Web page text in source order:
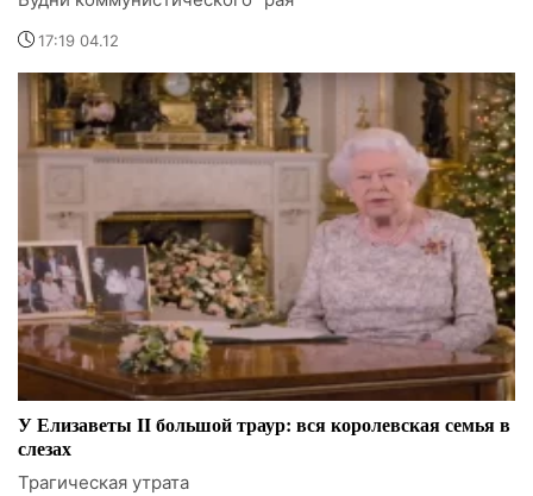
17:19 04.12
У Елизаветы II большой траур: вся королевская семья в
слезах
Трагическая утрата